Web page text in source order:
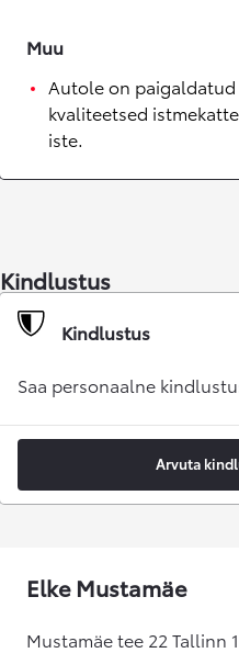
Muu
Autole on paigaldatud
kvaliteetsed
iste.
Kindlustus
Kindlustus
Saa personaalne
Arvuta
Elke Mustamäe
Mustamäe tee 22 Tallinn